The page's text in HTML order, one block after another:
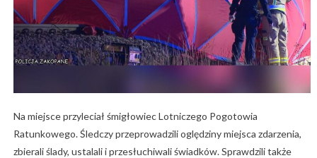
Na miejsce przyleciał śmigłowiec Lotniczego Pogotowia
Ratunkowego. Śledczy przeprowadzili oględziny miejsca zdarzenia,
zbierali ślady, ustalali i przesłuchiwali świadków. Sprawdzili także